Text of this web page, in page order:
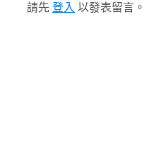
請先 登入 以發表留言。